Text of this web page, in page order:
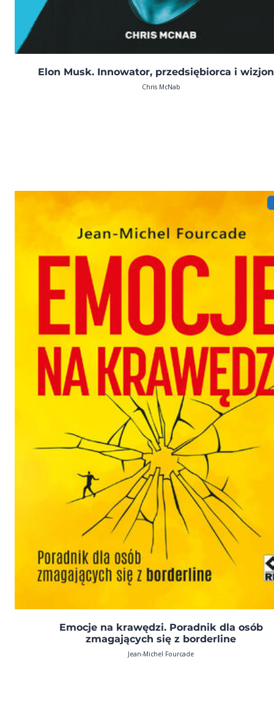
Elon Musk. Innowator, przedsiębiorca i
Chris McNab
Emocje na krawędzi. Poradnik dla osób
zmagających się z borderline
Jean-Michel Fourcade